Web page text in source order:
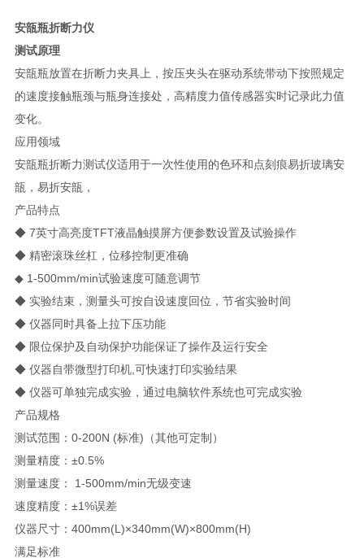
安瓿瓶折断力仪
测试原理
安瓿瓶放置在折断力夹具上，按压夹头在驱动系统带动下按照规定
的速度接触瓶颈与瓶身连接处，高精度力值传感器实时记录此力值
变化。
应用领域
安瓿瓶折断力测试仪适用于一次性使用的色环和点刻痕易折玻璃安
瓿，易折安瓿，
产品特点
◆ 7英寸高亮度TFT液晶触摸屏方便参数设置及试验操作
◆ 精密滚珠丝杠，位移控制更准确
◆ 1-500mm/min试验速度可随意调节
◆ 实验结束，测量头可按自设速度回位，节省实验时间
◆ 仪器同时具备上拉下压功能
◆ 限位保护及自动保护功能保证了操作及运行安全
◆ 仪器自带微型打印机,可快速打印实验结果
◆ 仪器可单独完成实验，通过电脑软件系统也可完成实验
产品规格
测试范围：0-200N (标准)（其他可定制）
测量精度：±0.5%
测量速度： 1-500mm/min无级变速
速度精度：±1%误差
仪器尺寸：400mm(L)×340mm(W)×800mm(H)
满足标准